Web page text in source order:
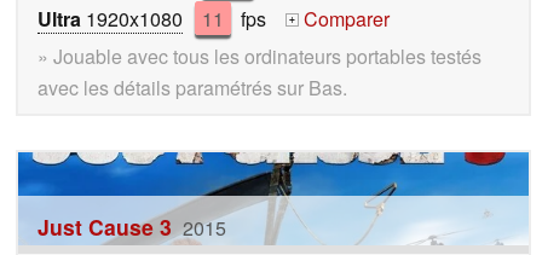
Ultra 1920x1080 11 fps +
Comparer
» Jouable avec tous les ordinateurs portables testés
avec les détails paramétrés sur Bas.
Just Cause 3 2015